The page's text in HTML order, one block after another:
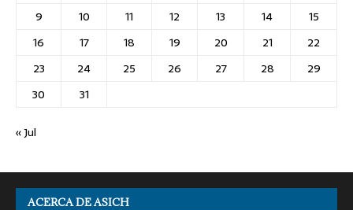
9
10 11 12 13 14
15
16
17 18 19 20 21
22
23
24 25 26 27 28
29
30
31
« Jul
ACERCA DE ASICH